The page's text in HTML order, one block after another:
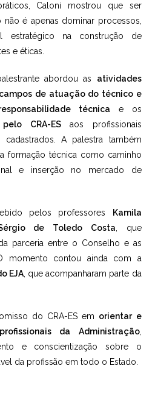
Caloni mostrou que ser
não é apenas dominar processos,
estratégico na construção de
e éticas.
abordou as atividades
campos de atuação do técnico e
técnica e os
CRA-ESaos profissionais
cadastrados. A palestra também
formação técnica como caminho
e inserção no mercado de
pelos professores
Kamila
de Toledo Costa, que
parceria entre o Conselho e as
momento contou ainda com a
EJA, que acompanharam parte da
do CRA-ES em orientar e
da Administração,
e conscientização sobre o
da profissão em todo o Estado.